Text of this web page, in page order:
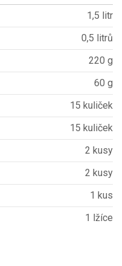
1,5 litr
0,5 litrů
220 g
60 g
15 kuliček
15 kuliček
2 kusy
2 kusy
1 kus
1 lžíce